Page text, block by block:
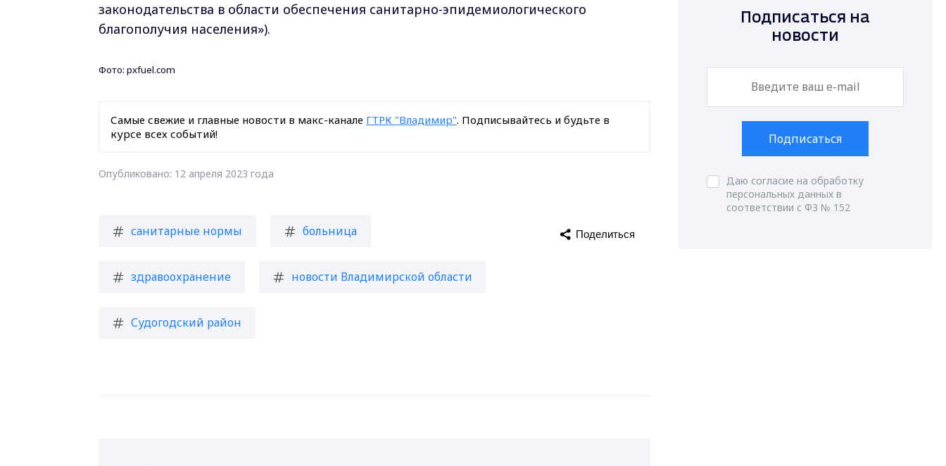
законодательства в области обеспечения санитарно-эпидемиологического
благополучия населения»).
Фото: pxfuel.com
Самые свежие и главные новости в макс-канале ГТРК "Владимир". Подписывайтесь и будьте в
курсе всех событий!
Опубликовано: 12 апреля 2023 года
санитарные нормы больница
здравоохранение новости Владимирской области
Судогодский район
Поделиться
Подписаться на
новости
Подписаться
Даю согласие на обработку
персональных данных в
соответствии с ФЗ № 152